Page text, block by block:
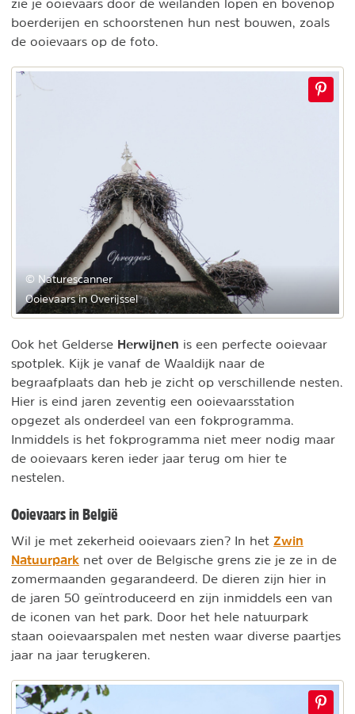
zie je ooievaars door de weilanden lopen en bovenop
boerderijen en schoorstenen hun nest bouwen, zoals
de ooievaars op de foto.
© Naturescanner
Ooievaars in Overijssel
Ook het Gelderse Herwijnen is een perfecte ooievaar
spotplek. Kijk je vanaf de Waaldijk naar de
begraafplaats dan heb je zicht op verschillende nesten.
Hier is eind jaren zeventig een ooievaarsstation
opgezet als onderdeel van een fokprogramma.
Inmiddels is het fokprogramma niet meer nodig maar
de ooievaars keren ieder jaar terug om hier te
nestelen.
Ooievaars in België
Wil je met zekerheid ooievaars zien? In het Zwin
Natuurpark net over de Belgische grens zie je ze in de
zomermaanden gegarandeerd. De dieren zijn hier in
de jaren 50 geïntroduceerd en zijn inmiddels een van
de iconen van het park. Door het hele natuurpark
staan ooievaarspalen met nesten waar diverse paartjes
jaar na jaar terugkeren.